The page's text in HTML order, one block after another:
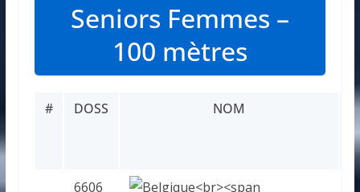
Seniors Femmes –
100 mètres
# DOSS NOM
6606